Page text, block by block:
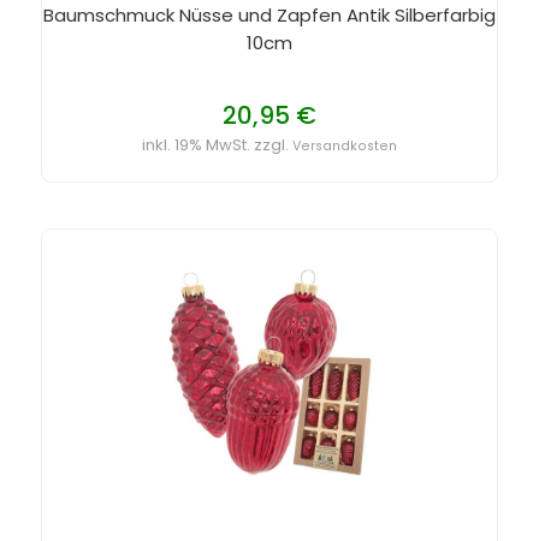
Baumschmuck Nüsse und Zapfen Antik Silberfarbig
10cm
20,95 €
inkl. 19% MwSt. zzgl. Versandkosten